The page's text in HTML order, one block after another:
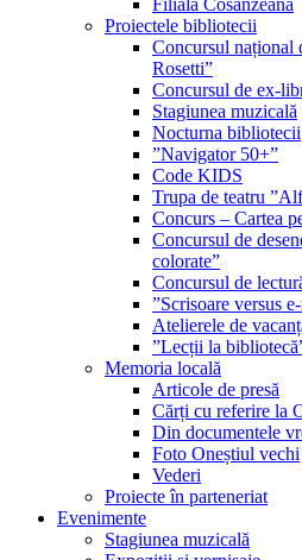
Filiala Cosânzeana
Proiectele bibliotecii
Concursul național
Rosetti”
Concursul de ex-
Stagiunea muzicală
Nocturna bibliotecii
”Navigator 50+”
Code KIDS
Trupa de teatru
Concurs – Cartea
Concursul de
colorate”
Concursul de
”Scrisoare versus
Atelierele de
”Lecții la
Memoria locală
Articole de presă
Cărți cu referire la
Din documentele
Foto Oneștiul vechi
Vederi
Proiecte în parteneriat
Evenimente
Stagiunea muzicală